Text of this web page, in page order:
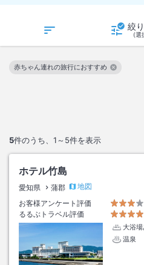
絞
(選
5件のうち、 1～5件を表示
赤ちゃん連れの旅行におすすめ
この絞り込み条件を解除
ホテル竹島
愛知県 蒲郡
地図
お客様アンケート評価
るるぶトラベル評価
大浴場
温泉